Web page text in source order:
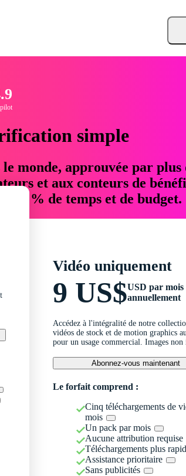
simple
monde, approuvée par plus
et aux conteurs de
76 % de temps et de budget.
Vidéo uniquement
9 US$USD par
annuellement
Accédez à l'intégralité de notre
vidéos de stock et de motion graphics
pour un usage commercial. Images non
Abonnez-vous maintenant
Le forfait comprend :
Cinq téléchargements de
mois
Un pack par mois
Aucune attribution requise
Téléchargements plus
Assistance prioritaire
Sans publicités